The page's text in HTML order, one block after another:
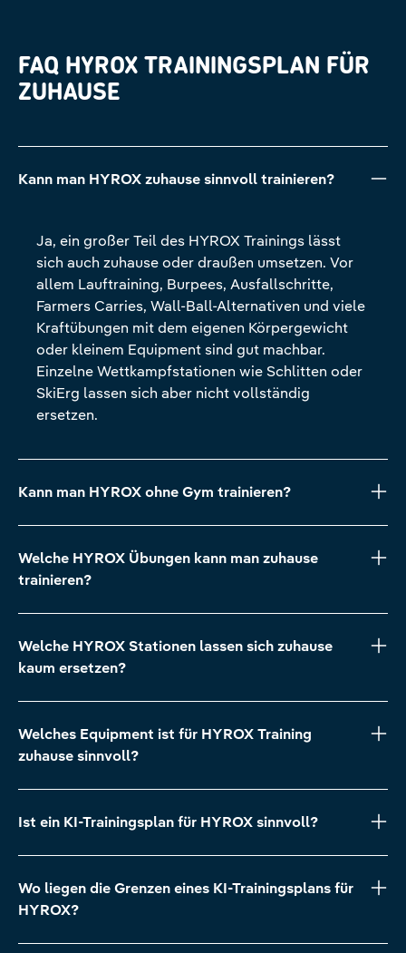
FAQ HYROX TRAININGSPLAN FÜR
ZUHAUSE
Kann man HYROX zuhause sinnvoll trainieren?
Ja, ein großer Teil des HYROX Trainings lässt
sich auch zuhause oder draußen umsetzen. Vor
allem Lauftraining, Burpees, Ausfallschritte,
Farmers Carries, Wall-Ball-Alternativen und viele
Kraftübungen mit dem eigenen Körpergewicht
oder kleinem Equipment sind gut machbar.
Einzelne Wettkampfstationen wie Schlitten oder
SkiErg lassen sich aber nicht vollständig
ersetzen.
Kann man HYROX ohne Gym trainieren?
Welche HYROX Übungen kann man zuhause
trainieren?
Welche HYROX Stationen lassen sich zuhause
kaum ersetzen?
Welches Equipment ist für HYROX Training
zuhause sinnvoll?
Ist ein KI-Trainingsplan für HYROX sinnvoll?
Wo liegen die Grenzen eines KI-Trainingsplans für
HYROX?